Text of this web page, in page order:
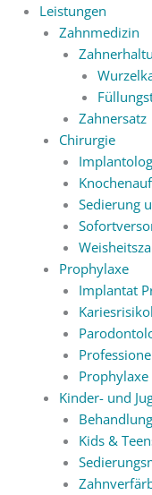
Leistungen
Zahnmedizin
Zahnersatz
Chirurgie
Sedierung
Prophylaxe
Implantat
Kinder- und
Behandlung
Kids &